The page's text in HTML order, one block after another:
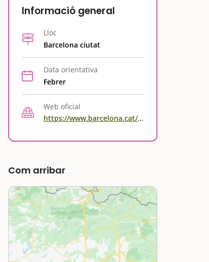
Informació general
Lloc
Barcelona ciutat
Data orientativa
Febrer
Web oficial
https://www.barcelona.cat/santaeulalia/ca/programa
Com arribar